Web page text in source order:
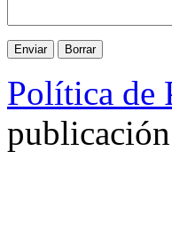
Política de